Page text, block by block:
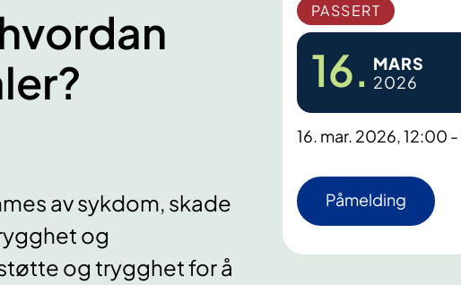
av sykdom, skade
og
og trygghet for å
PASSERT
16. MARS
2026
16. mar. 2026, 12:00
Påmelding